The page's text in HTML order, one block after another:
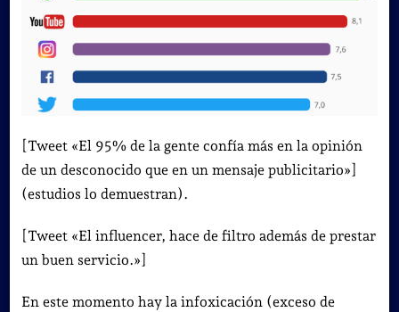
[Tweet «El 95% de la gente confía más en la opinión
de un desconocido que en un mensaje publicitario»]
(estudios lo demuestran).
[Tweet «El influencer, hace de filtro además de prestar
un buen servicio.»]
En este momento hay la infoxicación (exceso de